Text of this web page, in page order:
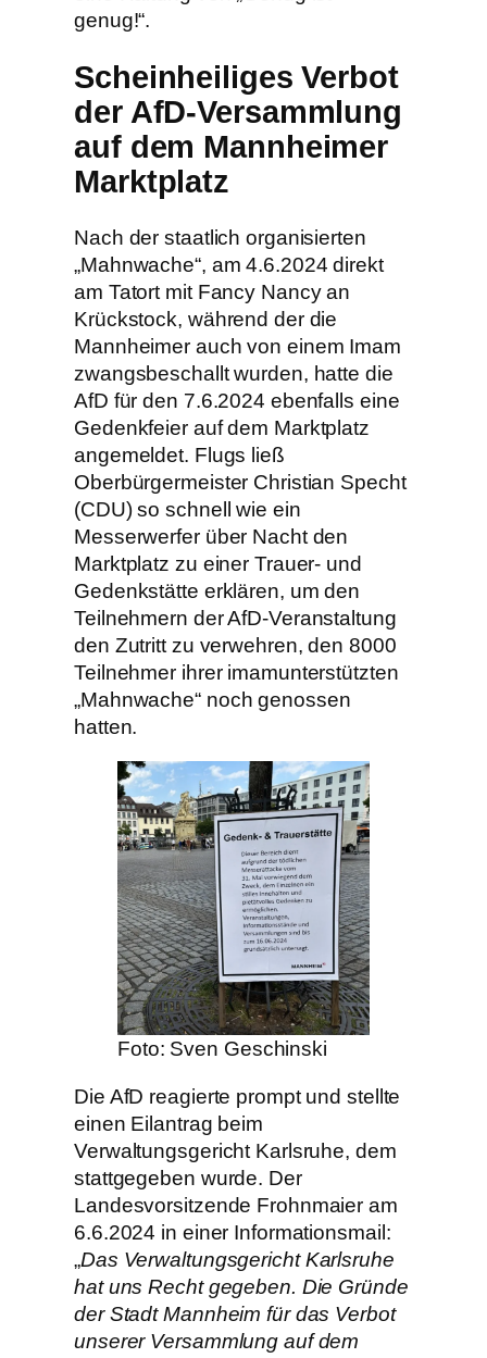
genug!“.
Scheinheiliges Verbot
der AfD-Versammlung
auf dem Mannheimer
Marktplatz
Nach der staatlich organisierten
„Mahnwache“, am 4.6.2024 direkt
am Tatort mit Fancy Nancy an
Krückstock, während der die
Mannheimer auch von einem Imam
zwangsbeschallt wurden, hatte die
AfD für den 7.6.2024 ebenfalls eine
Gedenkfeier auf dem Marktplatz
angemeldet. Flugs ließ
Oberbürgermeister Christian Specht
(CDU) so schnell wie ein
Messerwerfer über Nacht den
Marktplatz zu einer Trauer- und
Gedenkstätte erklären, um den
Teilnehmern der AfD-Veranstaltung
den Zutritt zu verwehren, den 8000
Teilnehmer ihrer imamunterstützten
„Mahnwache“ noch genossen
hatten.
Foto: Sven Geschinski
Die AfD reagierte prompt und stellte
einen Eilantrag beim
Verwaltungsgericht Karlsruhe, dem
stattgegeben wurde. Der
Landesvorsitzende Frohnmaier am
6.6.2024 in einer Informationsmail:
„Das Verwaltungsgericht Karlsruhe
hat uns Recht gegeben. Die Gründe
der Stadt Mannheim für das Verbot
unserer Versammlung auf dem